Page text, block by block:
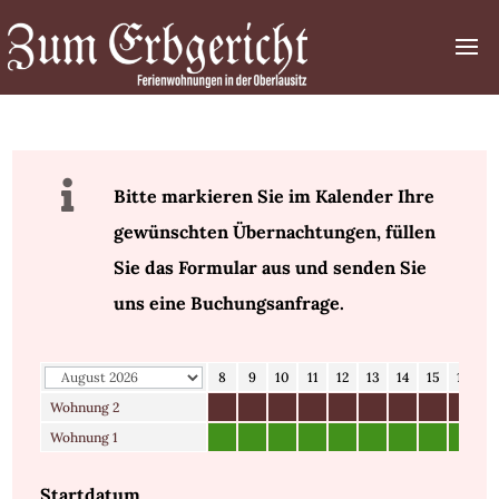

Bitte markieren Sie im Kalender Ihre
gewünschten Übernachtungen, füllen
Sie das Formular aus und senden Sie
uns eine Buchungsanfrage.
3 4 5 7 8 9 10 11 12 13 14 15 16
Wohnung 2
Wohnung 1
Startdatum